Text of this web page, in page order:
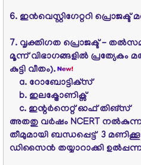
6. ഇന്‍വെസ്റ്റിഗേറ്ററി പ്രൊജക്ട്‌
7. വൃക്തിഗത പ്രൊജക്ട്‌ -
മൂന്ന്‌ വിഭാഗങ്ങളില്‍ പ്രത്യേകം
കുട്ടി വീതം).
a. റോബോട്ടിക്‌സ്‌
b. ഇലക്ട്രോണിക്സ്
c. ഇന്റര്‍നെറ്റ്‌ ഓഫ്‌ തിങ്സ്‌
അതതു വര്‍ഷം NCERT നല്‍കുന്ന
തീമുമായി ബന്ധപ്പെട്ട്‌ 3
ഡിസൈന്‍ തയ്യാറാക്കി